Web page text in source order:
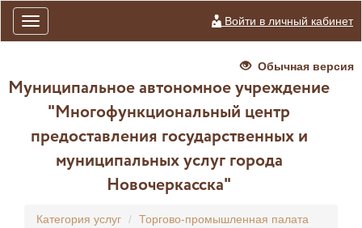
Toggle
navigation
Войти в личный кабинет
Обычная версия
Муниципальное автономное учреждение
"Многофункциональный центр
предоставления государственных и
муниципальных услуг города
Новочеркасска"
Категория услуг
Торгово-промышленная палата